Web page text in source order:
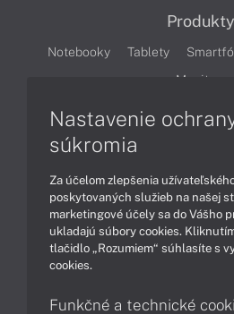
Produkty
Notebooky Tablety
Monitory
Technológie
Obsah
Možnosti
Nastavenie
súkromia
Za účelom zlepšenia
poskytovaných služieb na našej
marketingové účely sa do Vášho
ukladajú súbory cookies.
tlačidlo „Rozumiem“ súhlasíte s
cookies.
Funkčné a technické